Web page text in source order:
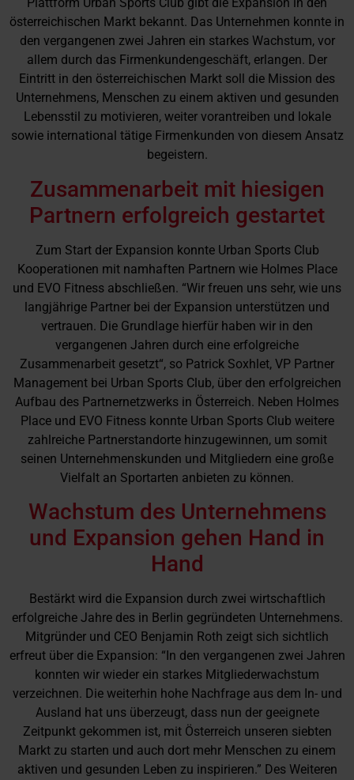
österreichischen Markt bekannt. Das Unternehmen konnte in
den vergangenen zwei Jahren ein starkes Wachstum, vor
allem durch das Firmenkundengeschäft, erlangen. Der
Eintritt in den österreichischen Markt soll die Mission des
Unternehmens, Menschen zu einem aktiven und gesunden
Lebensstil zu motivieren, weiter vorantreiben und lokale
sowie international tätige Firmenkunden von diesem Ansatz
begeistern.
Zusammenarbeit mit hiesigen
Partnern erfolgreich gestartet
Zum Start der Expansion konnte Urban Sports Club
Kooperationen mit namhaften Partnern wie Holmes Place
und EVO Fitness abschließen. “Wir freuen uns sehr, wie uns
langjährige Partner bei der Expansion unterstützen und
vertrauen. Die Grundlage hierfür haben wir in den
vergangenen Jahren durch eine erfolgreiche
Zusammenarbeit gesetzt“, so Patrick Soxhlet, VP Partner
Management bei Urban Sports Club, über den erfolgreichen
Aufbau des Partnernetzwerks in Österreich. Neben Holmes
Place und EVO Fitness konnte Urban Sports Club weitere
zahlreiche Partnerstandorte hinzugewinnen, um somit
seinen Unternehmenskunden und Mitgliedern eine große
Vielfalt an Sportarten anbieten zu können.
Wachstum des Unternehmens
und Expansion gehen Hand in
Hand
Bestärkt wird die Expansion durch zwei wirtschaftlich
erfolgreiche Jahre des in Berlin gegründeten Unternehmens.
Mitgründer und CEO Benjamin Roth zeigt sich sichtlich
erfreut über die Expansion: “In den vergangenen zwei Jahren
konnten wir wieder ein starkes Mitgliederwachstum
verzeichnen. Die weiterhin hohe Nachfrage aus dem In- und
Ausland hat uns überzeugt, dass nun der geeignete
Zeitpunkt gekommen ist, mit Österreich unseren siebten
Markt zu starten und auch dort mehr Menschen zu einem
aktiven und gesunden Leben zu inspirieren.” Des Weiteren